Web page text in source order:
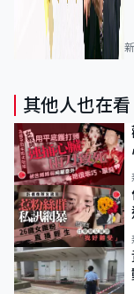
其他人也在看